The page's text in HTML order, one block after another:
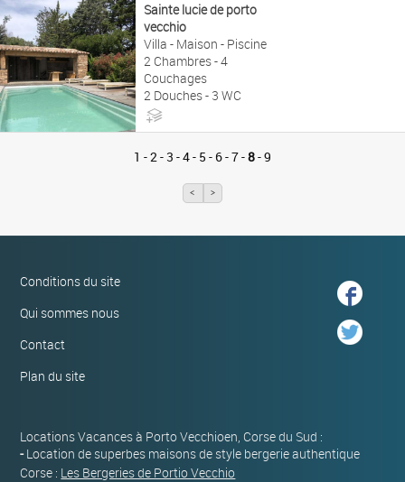
Sainte lucie de porto
vecchio
Villa - Maison - Piscine
2 Chambres - 4
Couchages
2 Douches - 3 WC
2990€ à 4990€/sem
1 -2- 3 -4- 5 - 6-7-8-9
< >
Conditions du site
Qui sommes nous
Contact
Plan du site
Locations Vacances à Porto Vecchioen, Corse du Sud :
-Location de superbes maisons de style bergerie authentique
Corse : Les Bergeries de Portio Vecchio